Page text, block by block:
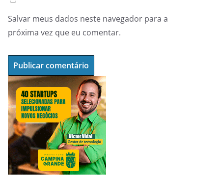
Salvar meus dados neste navegador para a
próxima vez que eu comentar.